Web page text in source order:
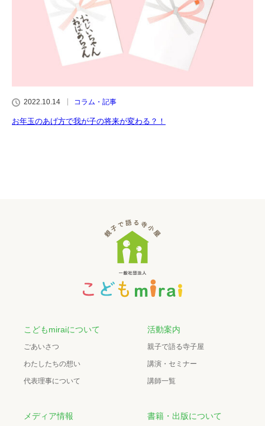
2022.10.14 コラム・記事
お年玉のあげ方で我が子の将来が変わる？！
こどもmiraiについて
ごあいさつ
わたしたちの想い
代表理事について
活動案内
親子で語る寺子屋
講演・セミナー
講師一覧
メディア情報 書籍・出版について